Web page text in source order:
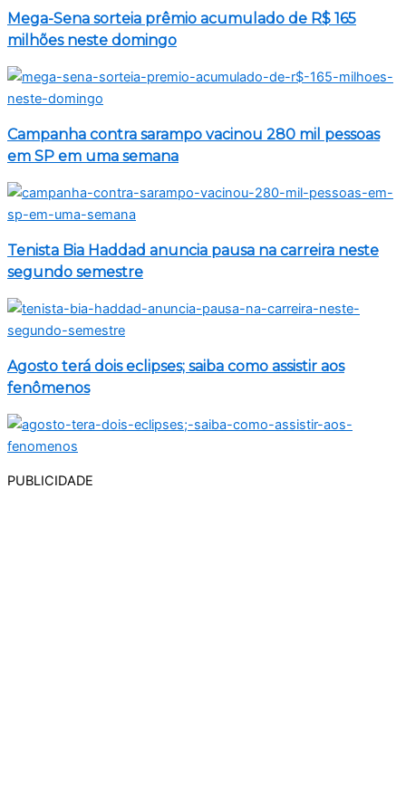
Mega-Sena sorteia prêmio acumulado de R$ 165
milhões neste domingo
Campanha contra sarampo vacinou 280 mil pessoas
em SP em uma semana
Tenista Bia Haddad anuncia pausa na carreira neste
segundo semestre
Agosto terá dois eclipses; saiba como assistir aos
fenômenos
PUBLICIDADE